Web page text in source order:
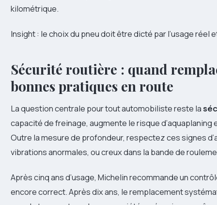
kilométrique.
Insight : le choix du pneu doit être dicté par l’usage réel
Sécurité routière : quand
bonnes pratiques en route
La question centrale pour tout automobiliste reste la
capacité de freinage, augmente le risque
Outre la mesure de profondeur, respectez ces signes
vibrations anormales, ou creux dans la bande de
Après cinq ans d’usage, Michelin recommande un
encore correct. Après dix ans, le remplacement